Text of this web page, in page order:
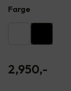
Farge
2,950,-